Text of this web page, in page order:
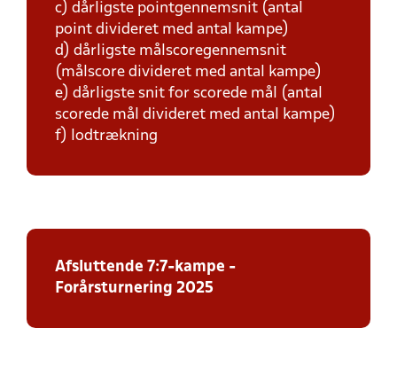
c) dårligste pointgennemsnit (antal
point divideret med antal kampe)
d) dårligste målscoregennemsnit
(målscore divideret med antal kampe)
e) dårligste snit for scorede mål (antal
scorede mål divideret med antal kampe)
f) lodtrækning
Afsluttende 7:7-kampe -
Forårsturnering 2025